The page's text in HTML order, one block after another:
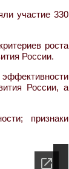
участие 330
роста
России.
России, а
признаки